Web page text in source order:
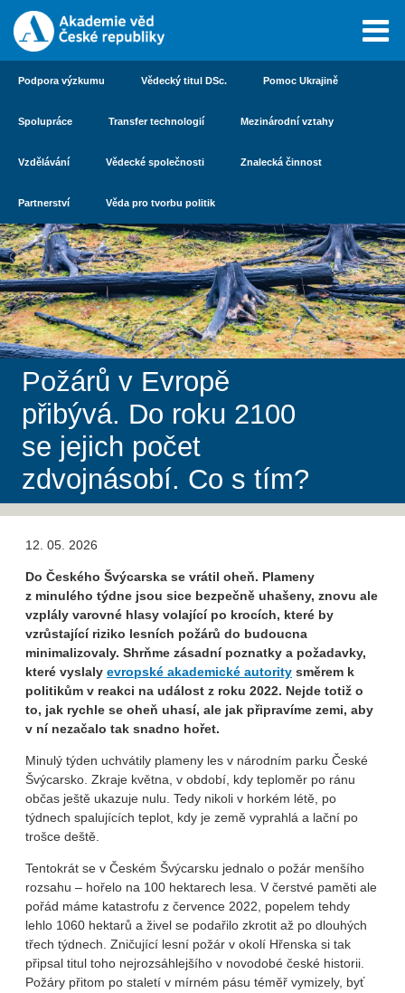
Podpora výzkumu Vědecký titul DSc. Pomoc Ukrajině
Spolupráce Transfer technologií Mezinárodní vztahy
Vzdělávání Vědecké společnosti Znalecká činnost
Partnerství Věda pro tvorbu politik
Požárů v Evropě
přibývá. Do roku 2100
se jejich počet
zdvojnásobí. Co s tím?
12. 05. 2026
Do Českého Švýcarska se vrátil oheň. Plameny
z minulého týdne jsou sice bezpečně uhašeny, znovu ale
vzplály varovné hlasy volající po krocích, které by
vzrůstající riziko lesních požárů do budoucna
minimalizovaly. Shrňme zásadní poznatky a požadavky,
které vyslaly evropské akademické autority směrem k
politikům v reakci na událost z roku 2022. Nejde totiž o
to, jak rychle se oheň uhasí, ale jak připravíme zemi, aby
v ní nezačalo tak snadno hořet.
Minulý týden uchvátily plameny les v národním parku České
Švýcarsko. Zkraje května, v období, kdy teploměr po ránu
občas ještě ukazuje nulu. Tedy nikoli v horkém létě, po
týdnech spalujících teplot, kdy je země vyprahlá a lační po
trošce deště.
Tentokrát se v Českém Švýcarsku jednalo o požár menšího
rozsahu – hořelo na 100 hektarech lesa. V čerstvé paměti ale
pořád máme katastrofu z července 2022, popelem tehdy
lehlo 1060 hektarů a živel se podařilo zkrotit až po dlouhých
třech týdnech. Zničující lesní požár v okolí Hřenska si tak
připsal titul toho nejrozsáhlejšího v novodobé české historii.
Požáry přitom po staletí v mírném pásu téměř vymizely, byť